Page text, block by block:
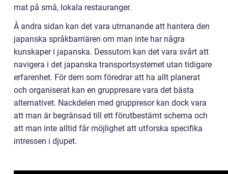
mat på små, lokala restauranger.
Å andra sidan kan det vara utmanande att hantera den
japanska språkbarriären om man inte har några
kunskaper i japanska. Dessutom kan det vara svårt att
navigera i det japanska transportsystemet utan tidigare
erfarenhet. För dem som föredrar att ha allt planerat
och organiserat kan en gruppresare vara det bästa
alternativet. Nackdelen med gruppresor kan dock vara
att man är begränsad till ett förutbestämt schema och
att man inte alltid får möjlighet att utforska specifika
intressen i djupet.